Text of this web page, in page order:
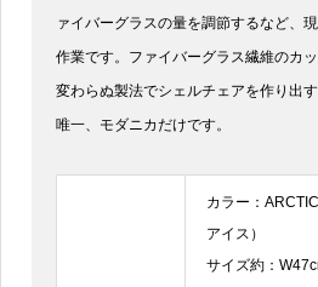
ァイバーグラスの量を調節するなど、
作業です。ファイバーグラス繊維のカ
変わらぬ製法でシェルチェアを作り出
唯一、モダニカだけです。
カラー：
アイス）
サイズ約：